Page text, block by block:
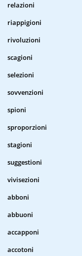
relazioni
riappigioni
rivoluzioni
scagioni
selezioni
sovvenzioni
spioni
sproporzioni
stagioni
suggestioni
vivisezioni
abboni
abbuoni
accapponi
accotoni